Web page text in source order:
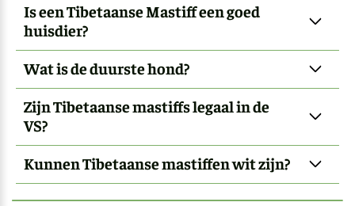
Is een Tibetaanse Mastiff een goed
huisdier?
Wat is de duurste hond?
Zijn Tibetaanse mastiffs legaal in de
VS?
Kunnen Tibetaanse mastiffen wit zijn?